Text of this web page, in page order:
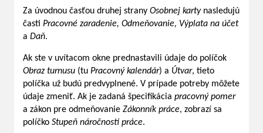
Za úvodnou časťou druhej strany Osobnej karty nasledujú
časti Pracovné zaradenie, Odmeňovanie, Výplata na účet
a Daň.
Ak ste v uvítacom okne prednastavili údaje do políčok
Obraz turnusu (tu Pracovný kalendár) a Útvar, tieto
políčka už budú predvyplnené. V prípade potreby môžete
údaje zmeniť. Ak je zadaná špecifikácia pracovný pomer
a zákon pre odmeňovanie Zákonník práce, zobrazí sa
políčko Stupeň náročnosti práce.